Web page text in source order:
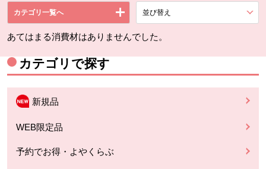
カテゴリ一覧へ 並び替え
あてはまる消費材はありませんでした。
カテゴリで探す
新規品
WEB限定品
予約でお得・よやくらぶ